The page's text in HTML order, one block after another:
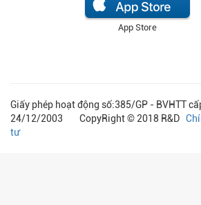
App Store
Giấy phép hoạt động số:385/GP - BVHTT
24/12/2003 CopyRight © 2018 R&D
tư